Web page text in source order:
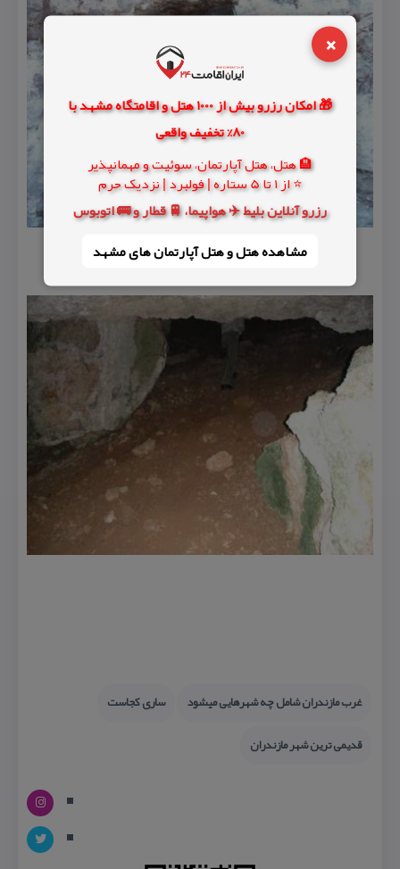
×
🎁 امکان رزرو بیش از 1000 هتل و اقامتگاه مشهد با
80% تخفیف واقعی
🏨 هتل، هتل آپارتمان، سوئیت و مهمانپذیر
⭐ از 1 تا 5 ستاره | فولبرد | نزدیک حرم
رزرو آنلاین بلیط ✈️ هواپیما، 🚆 قطار و 🚌 اتوبوس
مشاهده هتل و هتل‌ آپارتمان های مشهد
غرب مازندران شامل چه شهرهایی میشود
ساری كجاست
قدیمی ترین شهر مازندران